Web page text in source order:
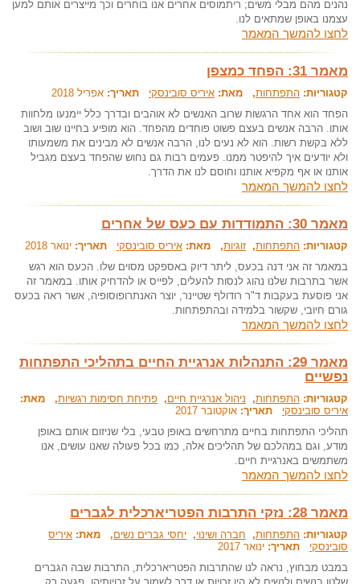
נהנים מהם מבלי משים; ריתמוסים אחרים אנו בוחרים וכך מייצרים אותם למען
עצמנו באופן שמתאים לנו.
לחצו להמשך המאמר
מאמר 31: הפחד כמצפן
קטגוריות: התפתחות, מאת: איריס סובינסקי תאריך: אפריל 2018
הפחד הוא אחד הרגשות שרוב האנשים לא אוהבים ובדרך כלל יימנעו מלחוות
אותו. הרבה אנשים בעצם פשוט פוחדים מהפחד. הוא מופיע בחיינו שוב ושוב
ללא בקשת רשות. הוא לא נעים לנו, הרבה אנשים לא מבינים את משמעותו
ולא יודעים איך להיפטר ממנו. פעמים רבות גם נחוש שהפחד בעצם מגביל
אותנו או אף מקפיא אותנו וחוסם לנו את הדרך.
לחצו להמשך המאמר
מאמר 30: התמודדות עם כעס של אחרים
קטגוריות: התפתחות, זוגיות, מאת: איריס סובינסקי תאריך: ינואר 2018
במאמר זה אני דנה בכעס, ליתר דיוק באספקט מסוים שלו. הכעס הוא רגש
אשר בתרבות שלנו נהוג לנסות להעלים, לפייס או להדחיק אותו. במאמר זה
אני פוסעת בעקבות ד"ר רודולף שטיינר, יוצר האנתרופוסופיה, אשר ראה בכעס
גורם חיובי, שקשור בלמידה ובהתפתחות.
לחצו להמשך המאמר
מאמר 29: התנהלות אנרגיית החיים בתהליכי התפתחות
נפשיים
קטגוריות: התפתחות, ניהול אנרגיית חיים, פתיחת חסימות רגשיות, מאת:
איריס סובינסקי תאריך: אוקטובר 2017
תהליכי התפתחות בחיים מתרחשים באופן טבעי, בלי שניזום אותם באופן
מודע, וגם במהלכם של תהליכים אלה, כמו בכל פעולה שאנו עושים, אנו
משתמשים באנרגיית חיים.
לחצו להמשך המאמר
מאמר 28: נזקי התרבות הפטריארכלית לגברים
קטגוריות: התפתחות, חברה ושינוי, יחסי גברים נשים, מאת: איריס
סובינסקי תאריך: ינואר 2017
במבט מבחוץ, נראה לנו שהתרבות הפטריארכלית, התרבות שבה הגברים